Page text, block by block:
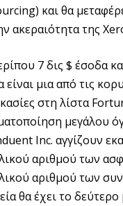
και θα
ακεραιότητα της
7 δις $ έσοδα
είναι μια από τις
στη λίστα
μεγάλου
Inc. αγγίζουν
αριθμού των
αριθμού των
θα έχει το